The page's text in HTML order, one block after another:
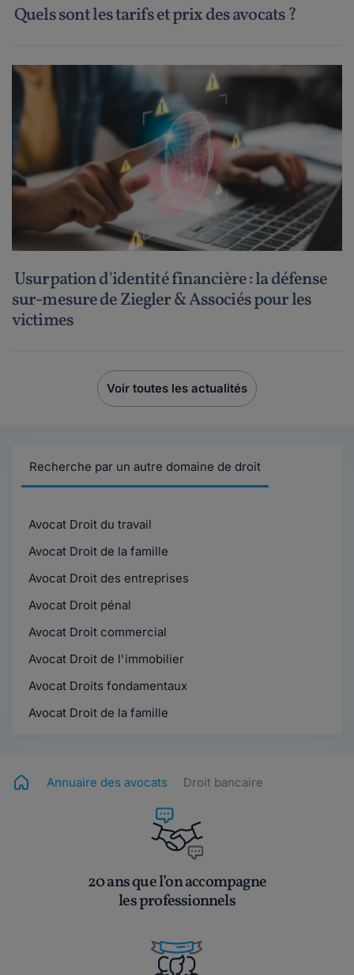
Quels sont les tarifs et prix des avocats ?
Usurpation d'identité financière : la défense
sur-mesure de Ziegler & Associés pour les
victimes
Voir toutes les actualités
Recherche par un autre domaine de droit
Avocat Droit du travail
Avocat Droit de la famille
Avocat Droit des entreprises
Avocat Droit pénal
Avocat Droit commercial
Avocat Droit de l'immobilier
Avocat Droits fondamentaux
Avocat Droit de la famille
Annuaire des avocats Droit bancaire
20 ans que l’on accompagne
les professionnels